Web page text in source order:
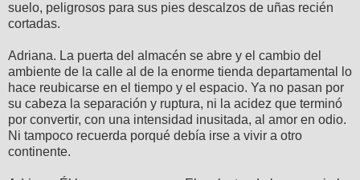
suelo, peligrosos para sus pies descalzos de uñas recién
cortadas.
Adriana. La puerta del almacén se abre y el cambio del
ambiente de la calle al de la enorme tienda departamental lo
hace reubicarse en el tiempo y el espacio. Ya no pasan por
su cabeza la separación y ruptura, ni la acidez que terminó
por convertir, con una intensidad inusitada, al amor en odio.
Ni tampoco recuerda porqué debía irse a vivir a otro
continente.